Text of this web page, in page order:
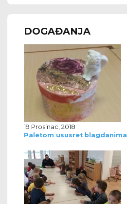
DOGAĐANJA
19 Prosinac, 2018
Paletom ususret blagdanima